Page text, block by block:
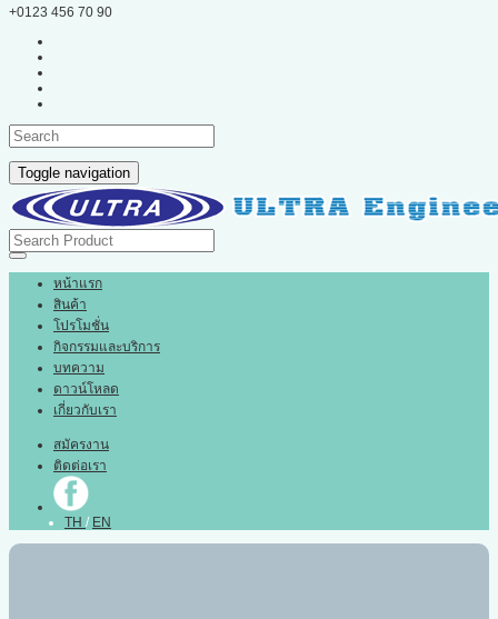
+0123 456 70 90
Toggle navigation
หน้าแรก
สินค้า
โปรโมชั่น
กิจกรรมและบริการ
บทความ
ดาวน์โหลด
เกี่ยวกับเรา
สมัครงาน
ติดต่อเรา
TH / EN